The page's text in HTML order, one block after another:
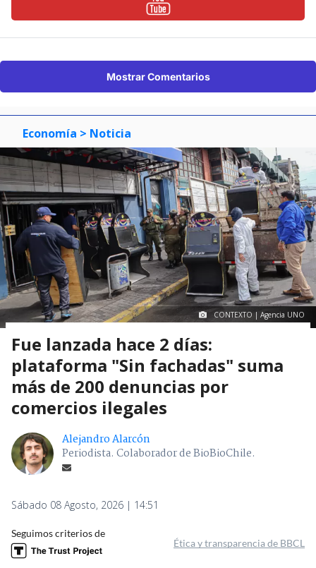
Mostrar Comentarios
Economía > Noticia
CONTEXTO | Agencia UNO
Fue lanzada hace 2 días:
plataforma "Sin fachadas" suma
más de 200 denuncias por
comercios ilegales
Alejandro Alarcón
Periodista. Colaborador de BioBioChile.
Sábado 08 Agosto, 2026 | 14:51
Seguimos criterios de
Ética y transparencia de BBCL